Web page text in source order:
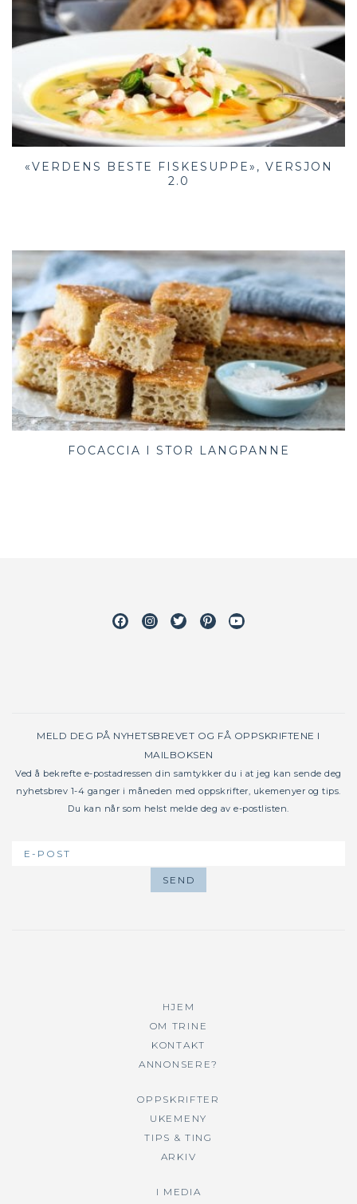
«VERDENS BESTE FISKESUPPE», VERSJON
2.0
FOCACCIA I STOR LANGPANNE
FacebookInstagram
TwitterPinterestYoutube
MELD DEG PÅ NYHETSBREVET OG FÅ OPPSKRIFTENE I
MAILBOKSEN
Ved å bekrefte e-postadressen din samtykker du i at jeg kan sende deg
nyhetsbrev 1-4 ganger i måneden med oppskrifter, ukemenyer og tips.
Du kan når som helst melde deg av e-postlisten.
HJEM
OM TRINE
KONTAKT
ANNONSERE?
OPPSKRIFTER
UKEMENY
TIPS & TING
ARKIV
I MEDIA